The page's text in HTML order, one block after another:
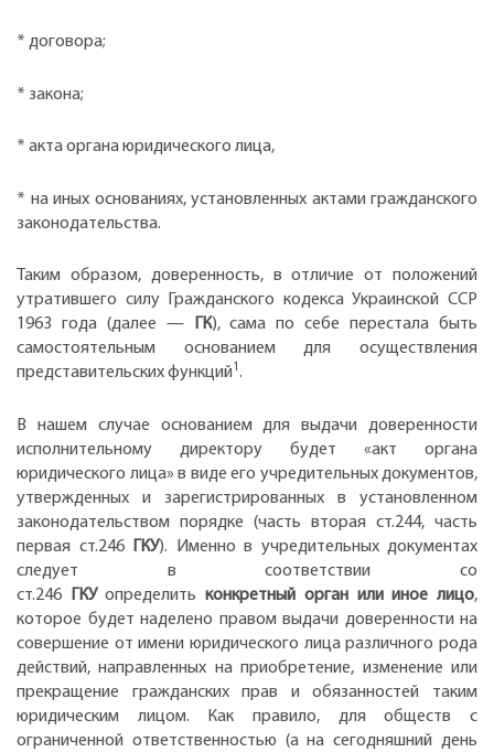
* договора;
* закона;
* акта органа юридического лица,
* на иных основаниях, установленных актами гражданского
законодательства.
Таким образом, доверенность, в отличие от положений
утратившего силу Гражданского кодекса Украинской ССР
1963 года (далее —ГК), сама по себе перестала быть
самостоятельным основанием для осуществления
представительских функций1 .
В нашем случае основанием для выдачи доверенности
исполнительному директору будет «акт органа
юридического лица» в виде его учредительных документов,
утвержденных и зарегистрированных в установленном
законодательством порядке (часть вторая ст.244, часть
первая ст.246
ГКУ). Именно в учредительных документах
следует в соответствии со
ст.246
ГКУопределитьконкретный орган или иное лицо,
которое будет наделено правом выдачи доверенности на
совершение от имени юридического лица различного рода
действий, направленных на приобретение, изменение или
прекращение гражданских прав и обязанностей таким
юридическим лицом. Как правило, для обществ с
ограниченной ответственностью (а на сегодняшний день